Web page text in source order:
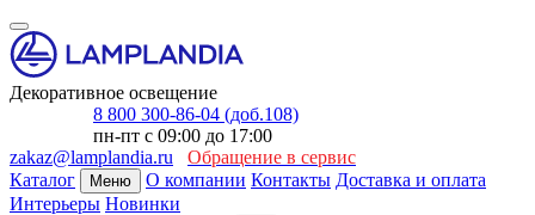
Декоративное освещение
8 800 300-86-04 (доб.108)
пн-пт с 09:00 до 17:00
zakaz@lamplandia.ru
Обращение в сервис
Каталог
Меню О компании Контакты Доставка и оплата
Интерьеры Новинки